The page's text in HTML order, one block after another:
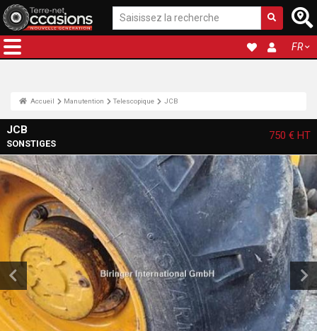
FR
Accueil Manutention Telescopique JCB
JCB
SONSTIGES
750 € HT